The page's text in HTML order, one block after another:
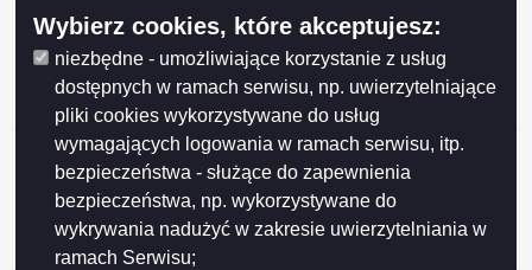
Wybierz cookies, które akceptujesz:
niezbędne - umożliwiające korzystanie z usług
dostępnych w ramach serwisu, np. uwierzytelniające
pliki cookies wykorzystywane do usług
wymagających logowania w ramach serwisu, itp.
bezpieczeństwa - służące do zapewnienia
bezpieczeństwa, np. wykorzystywane do
wykrywania nadużyć w zakresie uwierzytelniania w
ramach Serwisu;
z dnia 27 listopada 2013r. w sprawie określenia zasad
udzielania dotacji na prace konserwatorskie,
restauratorskie i roboty budowlane przy zabytkach
wpisanych do rejestru zabytków i objętych ochroną(..)
Uchwała nr XLII/453/2013 Rady Miejskiej w Suwałkach
z dnia 27 listopada 2013r. w sprawie zmiany uchwały
nr XI/91/2011 Rady Miejskiej w Suwałkach z dnia 21
czerwca 2011 r. w sprawie zasad wynajmowania lokali
mieszkalnych wchodzących w skład (...)